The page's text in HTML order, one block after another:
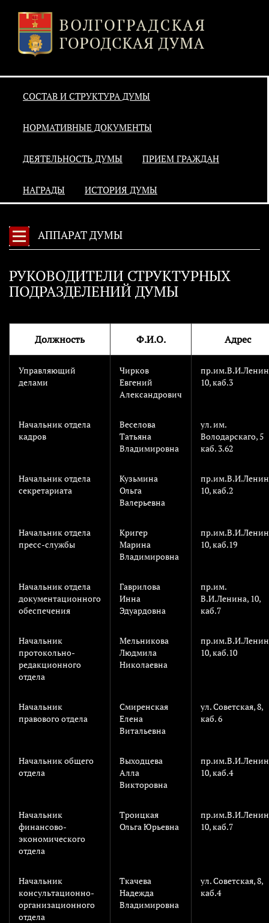
СОСТАВ И СТРУКТУРА ДУМЫ
НОРМАТИВНЫЕ ДОКУМЕНТЫ
ДЕЯТЕЛЬНОСТЬ ДУМЫ ПРИЕМ ГРАЖДАН
НАГРАДЫ ИСТОРИЯ ДУМЫ
АППАРАТ ДУМЫ
РУКОВОДИТЕЛИ СТРУКТУРНЫХ
ПОДРАЗДЕЛЕНИЙ ДУМЫ
Должность Ф.И.О. Адрес
Управляющий
делами
Чирков
Евгений
Александрович
10, каб.3
Начальник отдела
кадров
Веселова
Татьяна
Владимировна
ул. им.
Володарскаго, 5
каб. 3.62
Начальник отдела
секретариата
Кузьмина
Ольга
Валерьевна
10, каб.2
Начальник отдела
пресс-службы
Кригер
Марина
Владимировна
10, каб.19
Начальник отдела
документационного
обеспечения
Гаврилова
Инна
Эдуардовна
пр.им.
В.И.Ленина, 10,
каб.7
Начальник
протокольно-
редакционного
отдела
Мельникова
Людмила
Николаевна
10, каб.10
Начальник
правового отдела
Смиренская
Елена
Витальевна
ул. Советская, 8,
каб. 6
Начальник общего
отдела
Выходцева
Алла
Викторовна
10, каб.4
Начальник
финансово-
экономического
отдела
Троицкая
Ольга Юрьевна
10, каб.7
Начальник
консультационно-
организационного
отдела
Ткачева
Надежда
Владимировна
ул. Советская, 8,
каб.4